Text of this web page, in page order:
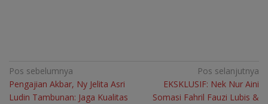
Navigasi
pos
Pos sebelumnya
Pengajian Akbar, Ny Jelita Asri
Ludin Tambunan: Jaga Kualitas
Pos selanjutnya
EKSKLUSIF: Nek Nur Aini
Somasi Fahril Fauzi Lubis &